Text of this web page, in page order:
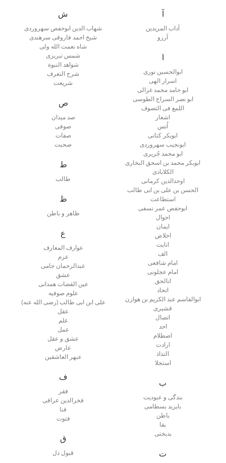
آ
آداب المریدین
آرزو
ا
ابوالحسین نوری
اسرار الهی
ابو حامد محمد غزالی
ابو نصر السراج الطوسی
اللمع فی التصوف
اشعار
اُنس
ابوبکر کتانی
ابونجیب سهروردی
ابو محمد جُریری
ابوبکر محمد بن اسحق البخاری
الکلابادی
اوحدالدین کرمانی
الحسن بن علی بن ابی طالب
استطاعت
ابوحفص عمر نسفی
احوال
ایمان
اخلاص
انابت
الف
امام شافعی
امام عجلونی
انالحق
اتحاد
ابوالقاسم عبد الکریم بن هوازن
قشیری
اتصال
احد
اصطلام
ارادت
التذاذ
استجلا
ب
بندگی و عبودیت
بایزید بسطامی
باطن
بقا
بدبختی
ت
ش
شهاب الدین ابوحفص سهروردی
شیخ احمد فاروقی سرهندی
شاه نعمت الله ولی
شمس تبریزی
شواهد النبوة
شرح التعرف
شریعت
ص
صد میدان
صوفی
صفات
صحبت
ط
طالب
ظ
ظاهر و باطن
ع
عوارف المعارف
عزم
عبدالرحمان جامی
عشق
عین القضات همدانی
علوم صوفیه
علی ابن ابی طالب (رضی الله عنه)
عقل
علم
عمل
عشق و عقل
عارض
عبهر العاشقین
ف
فقر
فخرالدین عراقی
فنا
فتوت
ق
قبول دل